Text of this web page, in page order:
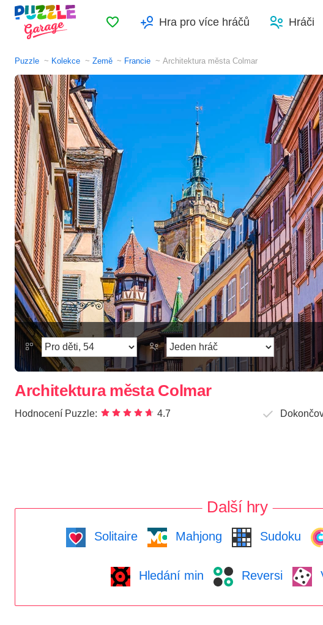
OblíbenéHra pro více hráčů Hráči
Puzzle Kolekce Země Francie Architektura města Colmar
Architektura města Colmar
Hodnocení Puzzle: 4.7
Další hry
Solitaire Mahjong Sudoku
Hledání min Reversi